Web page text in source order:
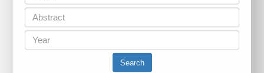
Search